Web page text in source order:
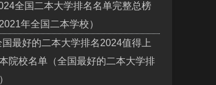
全国二本大学排名名单完整总榜
年全国二本学校）
国最好的二本大学排名2024值得上
院校名单（全国最好的二本大学排